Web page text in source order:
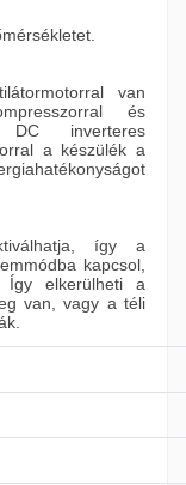
van
és
DC inverteres
a készülék a
így a
kapcsol,
Így elkerülheti a
van, vagy a téli